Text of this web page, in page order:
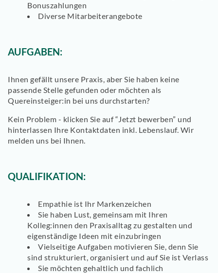
Bonuszahlungen
Diverse Mitarbeiterangebote
AUFGABEN:
Ihnen gefällt unsere Praxis, aber Sie haben keine
passende Stelle gefunden oder möchten als
Quereinsteiger:in bei uns durchstarten?
Kein Problem - klicken Sie auf “Jetzt bewerben” und
hinterlassen Ihre Kontaktdaten inkl. Lebenslauf. Wir
melden uns bei Ihnen.
QUALIFIKATION:
Empathie ist Ihr Markenzeichen
Sie haben Lust, gemeinsam mit Ihren
Kolleg:innen den Praxisalltag zu gestalten und
eigenständige Ideen mit einzubringen
Vielseitige Aufgaben motivieren Sie, denn Sie
sind strukturiert, organisiert und auf Sie ist Verlass
Sie möchten gehaltlich und fachlich